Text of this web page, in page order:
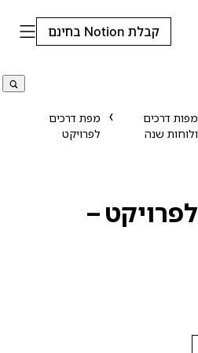
קבלת Notion בחינם
מפות דרכים
ולוחות שנה
מפת דרכים
לפרויקט
–